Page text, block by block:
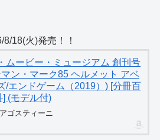
8/18(火)発売！！
ムービー・ミュージアム 創刊号
ン・マーク85 ヘルメット アベ
/エンドゲーム（2019）) [分冊百
] (モデル付)
ゴスティーニ